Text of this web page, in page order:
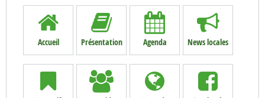
Accueil Présentation Agenda News locales